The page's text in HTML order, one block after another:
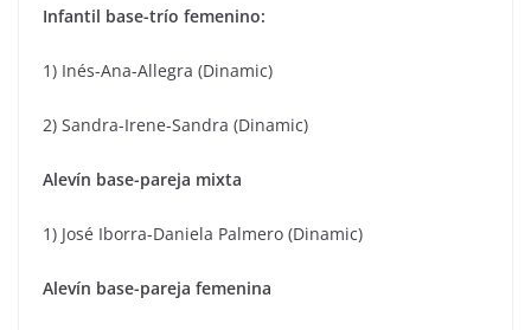
Infantil base-trío femenino:
1) Inés-Ana-Allegra (Dinamic)
2) Sandra-Irene-Sandra (Dinamic)
Alevín base-pareja mixta
1) José Iborra-Daniela Palmero (Dinamic)
Alevín base-pareja femenina